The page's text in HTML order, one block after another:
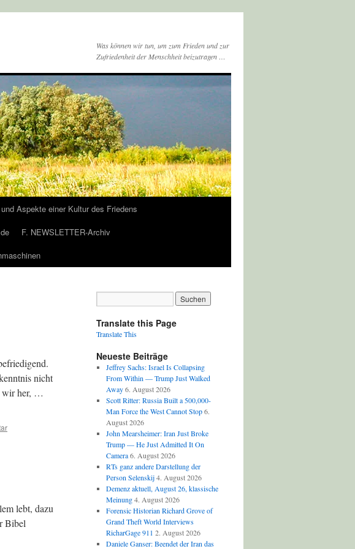
Was können wir tun, um zum Frieden und zur
Zufriedenheit der Menschheit beizutragen …
Aspekte einer Kultur des Friedens
F. NEWSLETTER-Archiv
nicht
wir her, …
lebt, dazu
Bibel
Translate this Page
Translate This
Neueste Beiträge
Jeffrey Sachs: Israel Is Collapsing
From Within — Trump Just Walked
Away 6. August 2026
Scott Ritter: Russia Built a 500,000-
Man Force the West Cannot Stop 6.
August 2026
John Mearsheimer: Iran Just Broke
Trump — He Just Admitted It On
Camera 6. August 2026
RTs ganz andere Darstellung der
Person Selenskij 4. August 2026
Demenz aktuell, August 26, klassische
Meinung 4. August 2026
Forensic Historian Richard Grove of
Grand Theft World Interviews
RicharGage 911 2. August 2026
Daniele Ganser: Beendet der Iran das